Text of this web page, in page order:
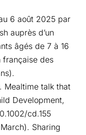
6 août 2025 par
auprès d’un
âgés de 7 à 16
française des
Mealtime talk that
Development,
cd.155
Sharing